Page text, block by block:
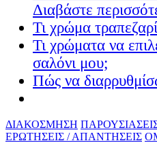
Διαβάστε
Τι χρώμα
Τι χρώματα να
σαλόνι μου;
Πώς να
ΔΙΑΚΟΣΜΗΣΗ
ΕΡΩΤΗΣΕΙΣ / ΑΠΑΝΤΗΣΕΙΣ